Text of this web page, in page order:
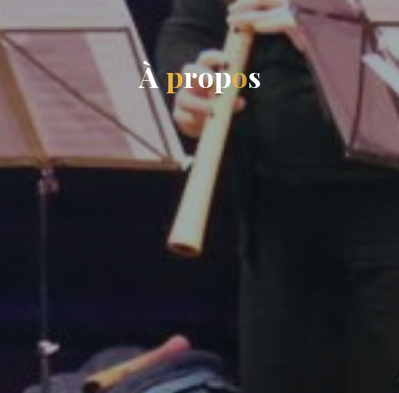
À propos